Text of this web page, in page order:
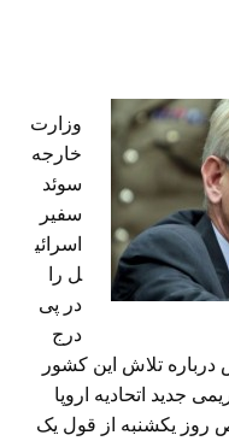
وزارت
خارجه
سوئد
سفیر
اسرائی
ل را
در پی
درج
درباره تلاش این کشور
جدید اتحادیه اروپا
روز یکشنبه از قول یک